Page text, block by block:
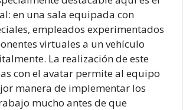
en una sala equipada con
empleados experimentados
virtuales a un vehículo
La realización de este
con el avatar permite al equipo
manera de implementar los
mucho antes de que